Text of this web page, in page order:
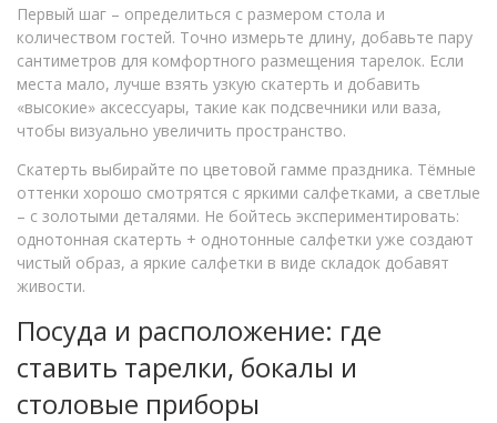
Первый шаг – определиться с размером стола и
количеством гостей. Точно измерьте длину, добавьте пару
сантиметров для комфортного размещения тарелок. Если
места мало, лучше взять узкую скатерть и добавить
«высокие» аксессуары, такие как подсвечники или ваза,
чтобы визуально увеличить пространство.
Скатерть выбирайте по цветовой гамме праздника. Тёмные
оттенки хорошо смотрятся с яркими салфетками, а светлые
– с золотыми деталями. Не бойтесь экспериментировать:
однотонная скатерть + однотонные салфетки уже создают
чистый образ, а яркие салфетки в виде складок добавят
живости.
Посуда и расположение: где
ставить тарелки, бокалы и
столовые приборы